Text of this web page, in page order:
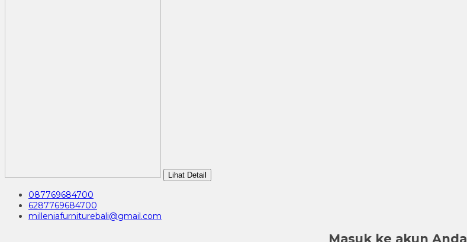
Lihat Detail
087769684700
6287769684700
milleniafurniturebali@gmail.com
Masuk ke akun Anda